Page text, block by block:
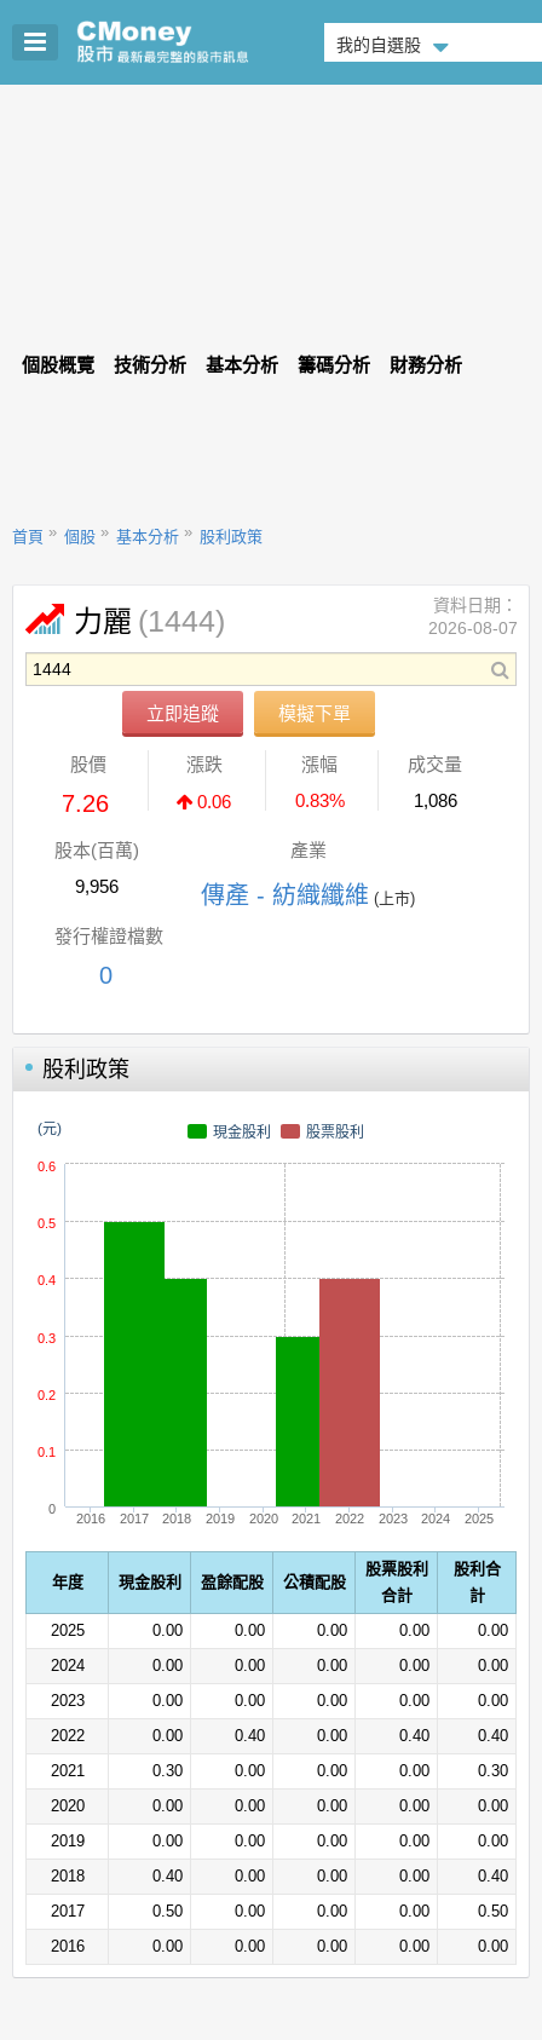
我的自選股
個股概覽 技術分析 基本分析 籌碼分析 財務分析
首頁 個股 基本分析 股利政策
力麗 (1444)
立即追蹤 模擬下單
資料日期：
2026-08-07
股價
7.26
漲跌
0.06
漲幅
0.83%
成交量
1,086
股本(百萬)
9,956
產業
傳產 - 紡織纖維 (上市)
發行權證檔數
0
股利政策
(元) 現金股利 股票股利
2016 2017 2018 2019 2020 2021 2022 2023 2024 2025
0
0.1
0.2
0.3
0.4
0.5
0.6
年度 現金股利 盈餘配股 公積配股
股票股利
合計
股利合
計
2025
0.00 0.00 0.00 0.00
0.00
2024
0.00 0.00 0.00 0.00
0.00
2023
0.00 0.00 0.00 0.00
0.00
2022
0.00 0.40 0.00 0.40
0.40
2021
0.30 0.00 0.00 0.00
0.30
2020
0.00 0.00 0.00 0.00
0.00
2019
0.00 0.00 0.00 0.00
0.00
2018
0.40 0.00 0.00 0.00
0.40
2017
0.50 0.00 0.00 0.00
0.50
2016
0.00 0.00 0.00 0.00 0.00